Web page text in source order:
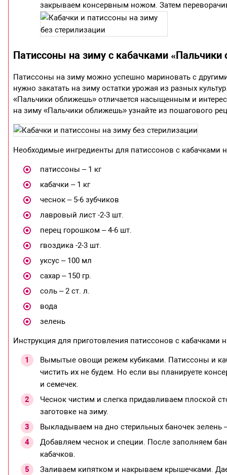
закрываем консервным ножом. Затем
Патиссоны на зиму с кабачками
Патиссоны на зиму можно успешно мариновать с
нужно закатать на зиму остатки урожая из разных
«Пальчики оближешь» отличается насыщенным и
на зиму «Пальчики оближешь» узнайте из пошагового
Необходимые ингредиенты для патиссонов с кабачками
патиссоны – 1 кг
кабачки – 1 кг
чеснок – 5-6 зубчиков
лавровый лист -2-3 шт.
перец горошком – 4-6 шт.
гвоздика -2-3 шт.
уксус – 100 мл
сахар – 150 гр.
соль – 2 ст. л.
вода
зелень
Инструкция для приготовления патиссонов с
Вымытые овощи режем кубиками. Патиссоны и
чистить их не будем. Но если вы планируете
и семечек.
Чеснок чистим и слегка придавливаем плоской
заготовке на зиму.
Выкладываем на дно стерильных баночек зелень
Добавляем чеснок и специи. После заполняем
кабачков.
Заливаем кипятком и накрываем крышечками.